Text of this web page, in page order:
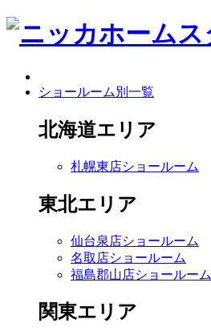
ショールーム別一覧
北海道エリア
札幌東店ショールーム
東北エリア
仙台泉店ショールーム
名取店ショールーム
福島郡山店ショールーム
関東エリア